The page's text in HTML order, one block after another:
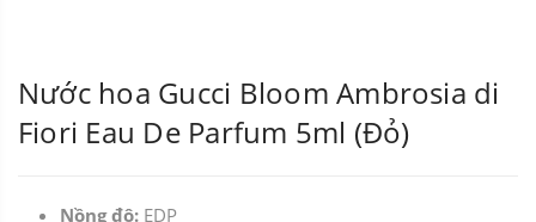
Nước hoa Gucci Bloom Ambrosia di
Fiori Eau De Parfum 5ml (Đỏ)
Nồng độ: EDP